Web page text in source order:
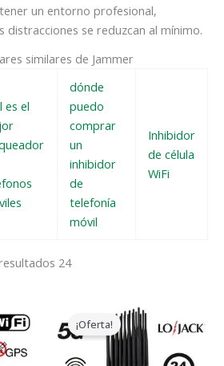
un entorno profesional,
distracciones se reduzcan al mínimo.
similares de Jammer
es el
dónde
puedo
comprar
un
inhibidor
de
telefonía
móvil
Inhibidor
de célula
WiFi
24
¡Oferta!
precio
original
era:
$1,599.00.
precio
actual
$829.88.